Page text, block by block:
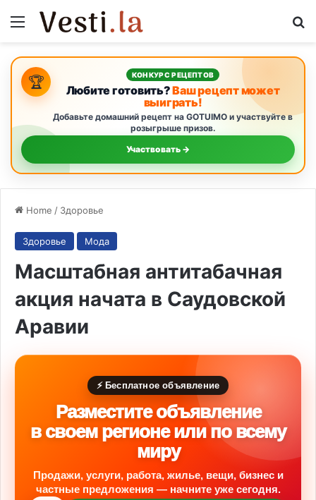
Menu
🏆 КОНКУРС РЕЦЕПТОВ
Любите готовить?Ваш рецепт может
выиграть!
Добавьте домашний рецепт на GOTUIMO и участвуйте в
розыгрыше призов.
Участвовать →
Home / Здоровье
Здоровье Мода
Масштабная антитабачная
акция начата в Саудовской
Аравии
⚡ Бесплатное объявление
Разместите объявление
в своем регионе или по всему
миру
Продажи, услуги, работа, жилье, вещи, бизнес и
частные предложения — начните уже сегодня.